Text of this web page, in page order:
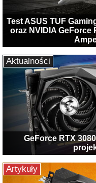
Test ASUS TUF
oraz NVIDIA GeForce
GeForce RTX
Aktualności
Artykuły